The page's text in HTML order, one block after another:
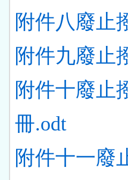
附件八廢止
附件九廢止
附件十廢止
冊.odt
附件十一廢